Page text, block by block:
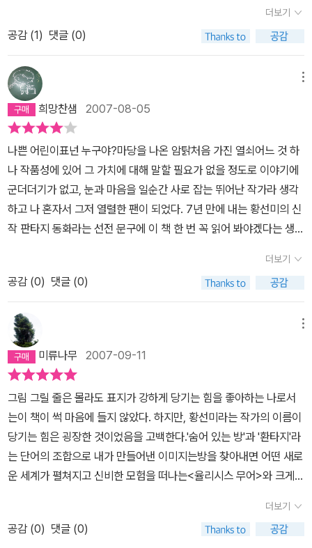
넘쳐도, 참과 거짓을 스스로 가릴 줄 모릅니다. 곁에서 눈밝은 사람이
참과 거짓을 제대로 가려내어 알려주어도 이를 귀담아듣거나 눈여겨
보지 못합니다. 아주 종(노예)이 되고 맙니다. 이를테면, 요즈음 아이
들은 딸기가 언제 어떻게 어디에서 돋는 열매인지 모릅니다. 딸기꽃
을 아는 아이는 매우 드뭅니다. 딸기는 비닐집이 아니라 들과 숲에서
나는 열매인 줄 생각하는 아이는 아주 드뭅니다. 가게에 나도는 거의
모든 딸기는 비닐집에서 겨우내 석유난로 기름내음을 먹으면서 비료
와 농약과 항생제와 수돗물로 자란 줄 생각하지 못하고, 이런 모습을
보더라도 아무것도 못 깨닫습니다. 그리고, 어른들은 막걸리라 ‘쌀로
빚은 술’인 줄 잊습니다. 오늘날 거의 모든 막걸리는 ‘쌀’로도 안 빚고
수입밀로 빚습니다. 한국에서 나는 쌀로도 안 빚고 수입쌀로 빚기 일
쑤입니다. 여기에 갖가지 첨가물과 화학약품을 집어넣어 단맛을 돋웁
약과 비료와 수돗물로 키우는 딸기나 푸성귀를 먹어야 할는지 모릅니
서 똑같이 찍은 밥’만 먹어야 할는지 모릅니다. 아이들도 길드는 종이
되는 길로 접어드니까, 스스로 놀이를 새롭게 지어서 서로 어울리지
못하고, 컴퓨터게임에만 빠져들어야 할밖에 없는지 모릅니다. 눈은
있으되 눈으로 못 보고, 귀가 있으되 귀로 못 듣고, 마음이 있으되 마
음으로 만나지 못합니다... 강우가 이상해질 수밖에 없는 일을 겪기는
했다. 아파트가 떠들썩하게 싸워대던 부모님이 이혼하고 나가 버려서
할머니랑 살게 된 것이다. 그게 우리 집 일이었다면 난 미쳐 버렸을지
모른다 … 엄마는 내가 여자답기만 바라지, 그게 나를 힘들게 한다는
건 모른다 … “너네는 어디로 간대?” 나는 고개를 저었다. 우리야말로
갈 데가 없는 것 같은 생각이 들었다. “넝쿨 집. 어쩌면, 안 그럴지도
모르지만…….” “좋은 집인가 보다. 이름이 예쁘네.” “응. 거긴, 예쁘고
쓰는 나온이는 그 노트를 잃어버린다. 그리고는 넝쿨집에서 찾곤 한
다. 읽는 동안 ‘비밀의 화원’이나 ‘톰의 정원에서’를 읽는 기분이 들기
러는 것 같았다. 소녀는 천식을 앓고 있다. 그래서 넝쿨 집에 가기만
하면 그 천식이 더 심해져서 입원을 하기도 한다. 그런데 그런 나온이
를 보는 엄마는 불안하기만 하다. 넝쿨 집에 가기만 하면 나온이가 더
아프고 꿈에는 이상한 일이 나타나기도 하기 때문이다. 넝쿨집에 대
한 안 좋은 기억들이 조금씩 나타나고 급기야 아빠가 엄마 몰래 집을
수리하고 있었다는 사실이 드러나면서 아빠가 그 집을 안 팔고 살려
고 한다는 것도 알게 된다. 강한 반대를 하는 엄마. 엄마가 왜 그렇게
그 집을 팔려고 하는지 아는 아빠는 엄마를 설득한다. 나온이는 엄마
아빠가 나누는 대화를 듣고 모든 몰랐던 사실을 알게 된다. 자기랑 닮
현실인 듯 겪는 나온이의 이야기가 엄마의 아픈 지난날의 이야기와
만나면서 모든 궁금했던 문제는 드러난다. 작가의 치밀한 플롯이 여
기 이 동화에서도 나타난다. 작가의 이야기 속에는 천식 같은 고통을
겪는 아이의 이야기가 자주 등장을 한다. 모과나무가 베어지고 나온
이가 아프게 될까봐 걱정했던 할머니. 나온이 때문에 향기를 모으려
고 라온이와 함께 시간여행을 하고 있었다. 어떻게 보면 저 세상으로
떠나긴 했지만 현실에 남아있는 사람의 안녕을 위해 남아서 빌고 있
다는 인상도 받는다. 예전의 만복사저포기와 더불어 읽히던 이야기들
이 떠오른다. 아무튼 끝까지 책을 놓을 수 없었다. 어떻게 되었을까 궁
금하기 때문이다. 그래서 그 결말도 이야기 해줄 수 없다. 그림도 글에
걸맞게 환상적이다. 요즘 아이들이 환타지 글을 좋아하는 것 같다. 읽
어가는 재미가 있기 때문일 것이다. 작가는 사전에 나오는 나온이와
다는 것을 알게 된다. 나온이 엄마에게 라온이누구냐고 물어보아도
엄마는 때가되면 가르쳐준다고 한다. 그런데 라온은 폐렴때문에 죽고
나온은 천식이 걸렸다. 라온이폐렴때문에 죽으니 엄마는 나온마저 죽
으면 안되니깐 나온에게 신경을 많이 쓴다. 나온은 조금만 무엇인가
를하면 숨소리가 다른사람들과 다르다. 나중에 나온이 라온이자기의
동생인걸 알게 되어서 기쁘다. 이 책은 약간 신비스럽다.
더보기
공감 (1) 댓글 (0)
희망찬샘 2007-08-05
나쁜 어린이표넌 누구야?마당을 나온 암탉처음 가진 열쇠어느 것 하
나 작품성에 있어 그 가치에 대해 말할 필요가 없을 정도로 이야기에
군더더기가 없고, 눈과 마음을 일순간 사로 잡는 뛰어난 작가라 생각
하고 나 혼자서 그저 열렬한 팬이 되었다. 7년 만에 내는 황선미의 신
작 판타지 동화라는 선전 문구에 이 책 한 번 꼭 읽어 봐야겠다는 생각
임 없이 책을 샀다. 다 읽은 느낌! 일단은 재미있다. 뛰어난 구성력, 이
야기를 풀어나가는 솜씨가 기똥찬, 베스트셀러 작가답다. 나온, 두음
법칙이 적용 되지 않았을 때는 라온은 '즐거운'이라는 순 우리말이다.
이 말이 너무나 맘에 들어 황선미는 주인공 아이의 이름을 나온과 라
온이라고 정했다 한다. <<나온의 숨어 있는 방>>이 제목이만 결국
이 방은 라온에게 속한 방이었고, 어린 시절 폐렴으로 먼저 저 세상으
로 간 쌍둥이 남동생인 라온이 누나를 부르던 그 방이었다. 어린 시절
태어났던 넝쿨집을 팔고 엄마는 살던 아파트를 처분하고 새 집으로
이사가려 하지만, 동네에서는 자꾸 귀신 나오는 집이라는 흉흉한 이
야기가 나오기만 하고... 아빠는 이 집에서 다시 들어가 살면서 이 집
을 자꾸만 피하려고 하는 엄마의 아픔을 이 집 안에서 해결 해 주고 싶
어하셔서 이 집을 팔려고 하지 않고 수리하신다. 나온이에게 덩쿨집
으로 불리던 옛 집은 나온이를 라온이와 연결시켜 준다. 왠지 모를 힘
에 이끌린 병약한 나온이가 덩쿨집에 가까이 갈 때면 어김없이 왼눈
더보기
공감 (0) 댓글 (0)
미류나무 2007-09-11
그림 그릴 줄은 몰라도 표지가 강하게 당기는 힘을 좋아하는 나로서
는이 책이 썩 마음에 들지 않았다. 하지만, 황선미라는 작가의 이름이
당기는 힘은 굉장한 것이었음을 고백한다.'숨어 있는 방'과 '환타지'라
는 단어의 조합으로 내가 만들어낸 이미지는방을 찾아내면 어떤 새로
운 세계가 펼쳐지고 신비한 모험을 떠나는<율리시스 무어>와 크게
을 즐겨보는 취미가 있었다는 작가의 말은눈이 확 뜨이게 반가운 것
이었는데 나 역시도 한때 국어사전에 심취해예쁜 말들을 찾으면 보석
더보기
공감 (0) 댓글 (0)